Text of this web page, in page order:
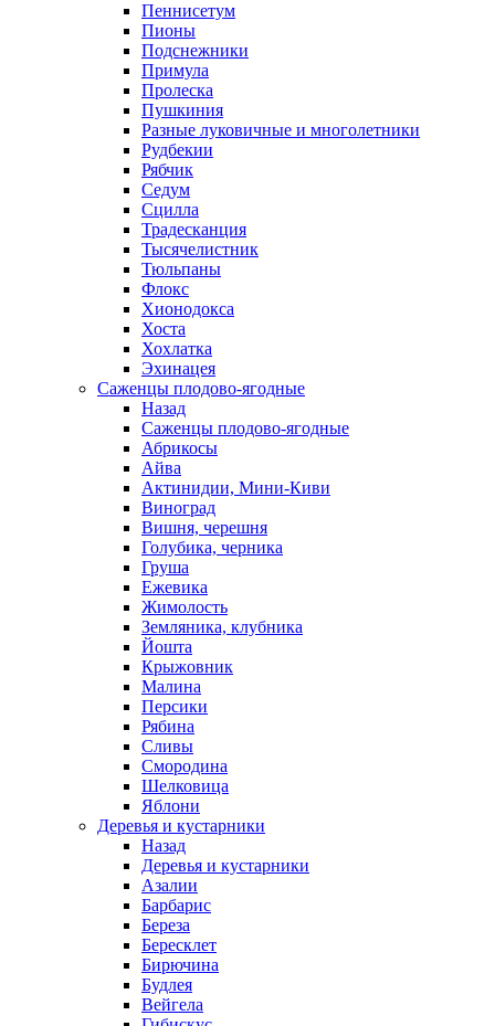
Пеннисетум
Пионы
Подснежники
Примула
Пролеска
Пушкиния
Разные луковичные и многолетники
Рудбекии
Рябчик
Седум
Сцилла
Традесканция
Тысячелистник
Тюльпаны
Флокс
Хионодокса
Хоста
Хохлатка
Эхинацея
Саженцы плодово-ягодные
Назад
Саженцы плодово-ягодные
Абрикосы
Айва
Актинидии, Мини-Киви
Виноград
Вишня, черешня
Голубика, черника
Груша
Ежевика
Жимолость
Земляника, клубника
Йошта
Крыжовник
Малина
Персики
Рябина
Сливы
Смородина
Шелковица
Яблони
Деревья и кустарники
Назад
Деревья и кустарники
Азалии
Барбарис
Береза
Бересклет
Бирючина
Будлея
Вейгела